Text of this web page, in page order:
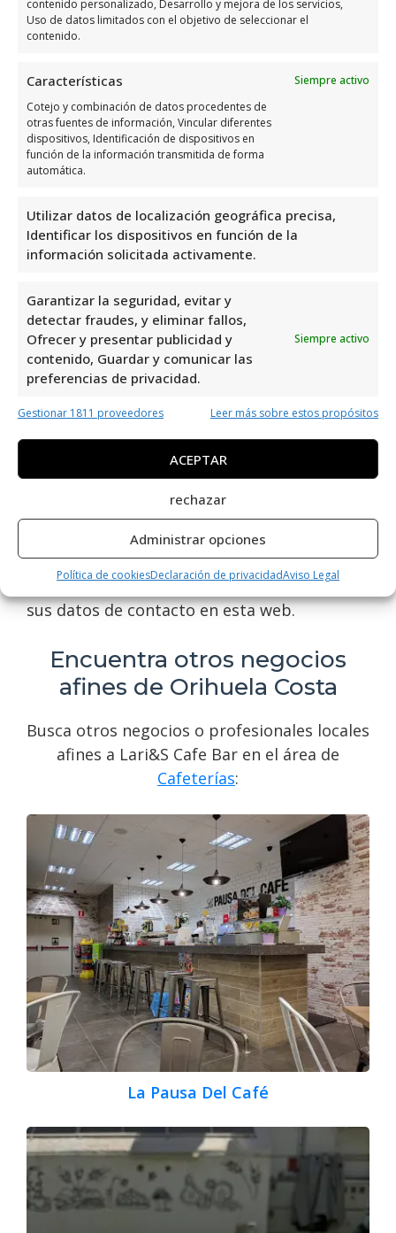
contenido personalizado, Desarrollo y mejora de los servicios,
Uso de datos limitados con el objetivo de seleccionar el
contenido.
Características
Siempre activo
Cotejo y combinación de datos procedentes de
otras fuentes de información, Vincular diferentes
dispositivos, Identificación de dispositivos en
función de la información transmitida de forma
automática.
Utilizar datos de localización geográfica precisa,
Identificar los dispositivos en función de la
información solicitada activamente.
Garantizar la seguridad, evitar y
detectar fraudes, y eliminar fallos,
Ofrecer y presentar publicidad y
contenido, Guardar y comunicar las
preferencias de privacidad.
Siempre activo
Gestionar 1811 proveedores Leer más sobre estos propósitos
ACEPTAR
rechazar
Administrar opciones
Política de cookiesDeclaración de privacidadAviso Legal
adicional sobre Lari&S Cafe
Lari&S Cafe Bar, ubicado en Dehesa de
Campoamor, Alicante, es un lugar
encantador para disfrutar de deliciosos
cafés y aperitivos. Con una valoración de 4,4
basada en 319 reseñas, es evidente que los
acogedor que ofrece este café. Como
profesional del área de cafeterías,
Lari&S Cafe Bar para disfrutar de una
experiencia gastronómica excepcional.
Lari&S Cafe Bar es uno de los mejores
Costa. Con una amplia variedad de deliciosos
cafés, pasteles y bocadillos, ofrecen un
ambiente acogedor y un servicio
excepcional. Si buscas disfrutar de una
experiencia única en cafeterías, no dudes en
visitar Lari&S Cafe Bar. ¡Contáctalos para un
atendimiento personalizado y descubre por
qué son tan populares en la zona! Encuentra
sus datos de contacto en esta web.
Encuentra otros negocios
afines de Orihuela Costa
Busca otros negocios o profesionales locales
afines a Lari&S Cafe Bar en el área de
Cafeterías:
La Pausa Del Café